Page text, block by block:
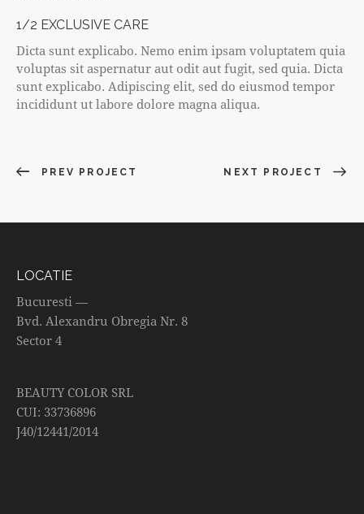
1/2 EXCLUSIVE CARE
Dicta sunt explicabo. Nemo enim ipsam voluptatem quia
voluptas sit aspernatur aut odit aut fugit, sed quia. Dicta
sunt explicabo. Adipiscing elit, sed do eiusmod tempor
incididunt ut labore dolore magna aliqua.
PREV PROJECT NEXT PROJECT
LOCATIE
Bucuresti —
Bvd. Alexandru Obregia Nr. 8
Sector 4
BEAUTY COLOR SRL
CUI: 33736896
J40/12441/2014